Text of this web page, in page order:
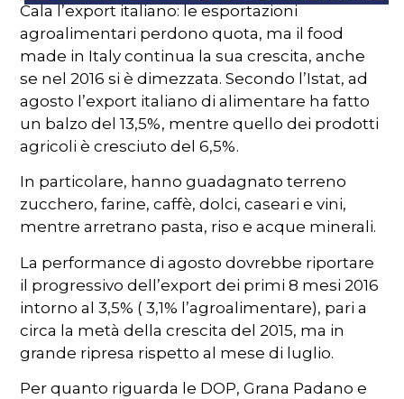
Cala l’export italiano: le esportazioni
agroalimentari perdono quota, ma il food
made in Italy continua la sua crescita, anche
se nel 2016 si è dimezzata. Secondo l’Istat, ad
agosto l’export italiano di alimentare ha fatto
un balzo del 13,5%, mentre quello dei prodotti
agricoli è cresciuto del 6,5%.
In particolare, hanno guadagnato terreno
zucchero, farine, caffè, dolci, caseari e vini,
mentre arretrano pasta, riso e acque minerali.
La performance di agosto dovrebbe riportare
il progressivo dell’export dei primi 8 mesi 2016
intorno al 3,5% ( 3,1% l’agroalimentare), pari a
circa la metà della crescita del 2015, ma in
grande ripresa rispetto al mese di luglio.
Per quanto riguarda le DOP, Grana Padano e